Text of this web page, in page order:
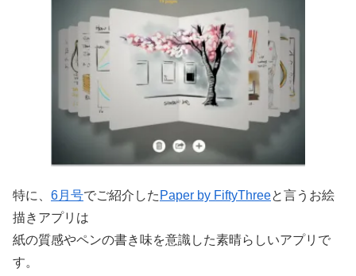
特に、 6月号でご紹介した Paper by FiftyThreeと言うお絵
描きアプリは
紙の質感やペンの書き味を意識した素晴らしいアプリで
す。